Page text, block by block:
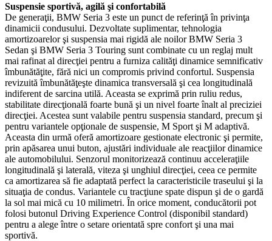
Suspensie sportivă, agilă şi confortabilă
De generaţii, BMW Seria 3 este un punct de referinţă în privinţa
dinamicii condusului. Dezvoltate suplimentar, tehnologia
amortizoarelor şi suspensia mai rigidă ale noilor BMW Seria 3
Sedan şi BMW Seria 3 Touring sunt combinate cu un reglaj mult
mai rafinat al direcţiei pentru a furniza calităţi dinamice semnificativ
îmbunătăţite, fără nici un compromis privind confortul. Suspensia
revizuită îmbunătăţeşte dinamica transversală şi cea longitudinală
indiferent de sarcina utilă. Aceasta se exprimă prin ruliu redus,
stabilitate direcţională foarte bună şi un nivel foarte înalt al preciziei
direcţiei. Acestea sunt valabile pentru suspensia standard, precum şi
pentru variantele opţionale de suspensie, M Sport şi M adaptivă.
Aceasta din urmă oferă amortizoare gestionate electronic şi permite,
prin apăsarea unui buton, ajustări individuale ale reacţiilor dinamice
ale automobilului. Senzorul monitorizează continuu acceleraţiile
longitudinală şi laterală, viteza şi unghiul direcţiei, ceea ce permite
ca amortizarea să fie adaptată perfect la caracteristicile traseului şi la
situaţia de condus. Variantele cu tracţiune spate dispun şi de o gardă
la sol mai mică cu 10 milimetri. În orice moment, conducătorii pot
folosi butonul Driving Experience Control (disponibil standard)
pentru a alege între o setare orientată spre confort şi una mai
sportivă.